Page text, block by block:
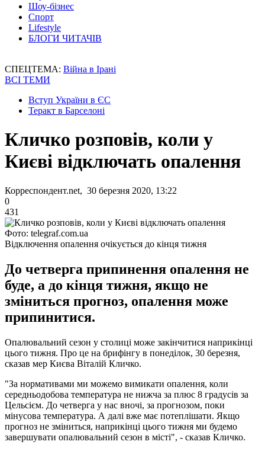
Шоу-бізнес
Спорт
Lifestyle
БЛОГИ ЧИТАЧІВ
СПЕЦТЕМА: Війна в Ірані
ВСІ ТЕМИ
Вступ України в ЄС
Теракт в Барселоні
Кличко розповів, коли у
Києві відключать опалення
Корреспондент.net, 30 березня 2020, 13:22
0
431
Фото: telegraf.com.ua
Відключення опалення очікується до кінця тижня
До четверга припинення опалення не
буде, а до кінця тижня, якщо не
зміниться прогноз, опалення може
припинитися.
Опалювальний сезон у столиці може закінчитися наприкінці
цього тижня. Про це на брифінгу в понеділок, 30 березня,
сказав мер Києва Віталій Кличко.
"За нормативами ми можемо вимикати опалення, коли
середньодобова температура не нижча за плюс 8 градусів за
Цельсієм. До четверга у нас вночі, за прогнозом, поки
мінусова температура. А далі вже має потеплішати. Якщо
прогноз не зміниться, наприкінці цього тижня ми будемо
завершувати опалювальний сезон в місті", - сказав Кличко.